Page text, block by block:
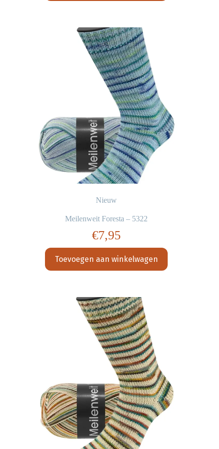
Nieuw
Meilenweit Foresta – 5322
€7,95
Toevoegen aan winkelwagen